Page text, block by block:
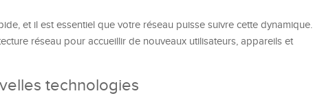
et il est essentiel que votre réseau puisse suivre cette dynamique.
réseau pour accueillir de nouveaux utilisateurs, appareils et
technologies